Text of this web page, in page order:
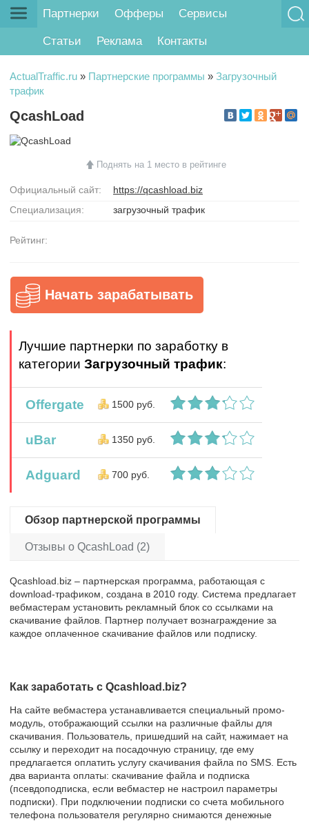
Партнерки Офферы Сервисы
Статьи Реклама Контакты
ActualTraffic.ru » Партнерские программы » Загрузочный
трафик
QcashLoad
Поднять на 1 место в рейтинге
Официальный сайт:
https://qcashload.biz
Специализация:
загрузочный трафик
Рейтинг:
Начать зарабатывать
Лучшие партнерки по заработку в
категории Загрузочный трафик:
Offergate 1500 руб.
uBar 1350 руб.
Adguard 700 руб.
Обзор партнерской программы
Отзывы о QcashLoad (2)
Qcashload.biz – партнерская программа, работающая с
download-трафиком, создана в 2010 году. Система предлагает
вебмастерам установить рекламный блок со ссылками на
скачивание файлов. Партнер получает вознаграждение за
каждое оплаченное скачивание файлов или подписку.
Как заработать с Qcashload.biz?
На сайте вебмастера устанавливается специальный промо-
модуль, отображающий ссылки на различные файлы для
скачивания. Пользователь, пришедший на сайт, нажимает на
ссылку и переходит на посадочную страницу, где ему
предлагается оплатить услугу скачивания файла по SMS. Есть
два варианта оплаты: скачивание файла и подписка
(псевдоподписка, если вебмастер не настроил параметры
подписки). При подключении подписки со счета мобильного
телефона пользователя регулярно снимаются денежные